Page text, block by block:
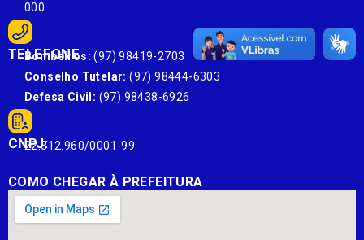
000
TELEFONE
Bombeiros: (97) 98419-2703
Conselho Tutelar: (97) 98444-6303
Defesa Civil: (97) 98438-6926
CNPJ:
22.812.960/0001-99
COMO CHEGAR À PREFEITURA